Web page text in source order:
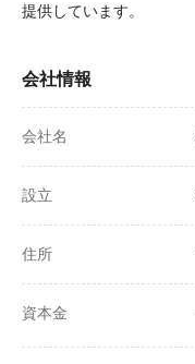
提供しています。
会社情報
会社名
設立
住所
資本金